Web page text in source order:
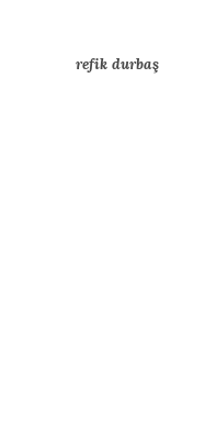
refik durbaş